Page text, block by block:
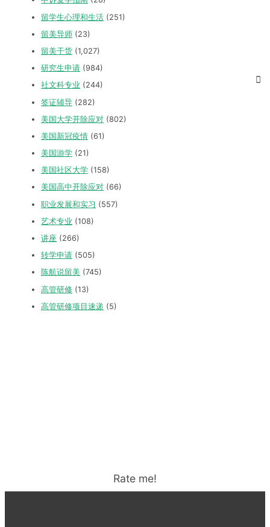
留学生心理和生活 (251)
留美导师 (23)
留美干货 (1,027)
研究生申请 (984)
社文科专业 (244)
签证辅导 (282)
美国大学开除应对 (802)
美国新冠疫情 (61)
美国游学 (21)
美国社区大学 (158)
美国高中开除应对 (66)
职业发展和实习 (557)
艺术专业 (108)
讲座 (266)
转学申请 (505)
陈航说留美 (745)
高管研修 (13)
高管研修项目速递 (5)
Rate me!